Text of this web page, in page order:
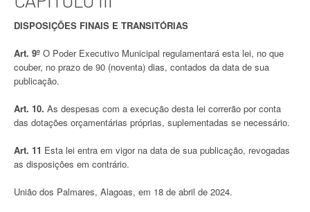
DISPOSIÇÕES FINAIS E TRANSITÓRIAS
Art. 9º O Poder Executivo Municipal regulamentará esta lei, no que
couber, no prazo de 90 (noventa) dias, contados da data de sua
publicação.
Art. 10. As despesas com a execução desta lei correrão por conta
das dotações orçamentárias próprias, suplementadas se necessário.
Art. 11 Esta lei entra em vigor na data de sua publicação, revogadas
as disposições em contrário.
União dos Palmares, Alagoas, em 18 de abril de 2024.